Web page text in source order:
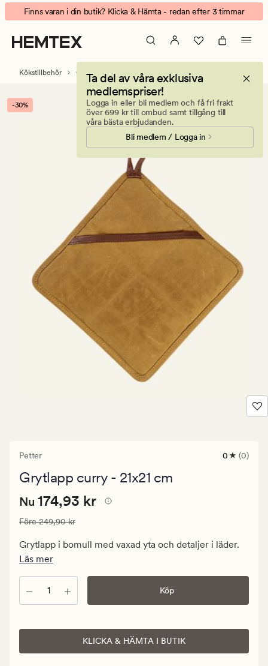
Petter
grytlapp
curry
Animerad
banner.
Klicka
på
att
pausa.
Finns varan i din butik? Klicka & Hämta - redan efter 3 timmar
Ta del av våra exklusiva
medlemspriser!
Logga in eller bli medlem och få fri frakt
över 699 kr till ombud samt tillgång till
våra bästa erbjudanden.
Bli medlem / Logga in
Kökstillbehör Grytlappar & grytvantar
-30%
Petter
0
0 (0)
Grytlapp curry - 21x21 cm
Nuvarande
174,93
kr.
Ordinarie
Nuvarande pris
Nu 174,93 kr
Ordinarie pris 249,90 kr
Före249,90 kr
Grytlapp i bomull med vaxad yta och detaljer i läder.
Läs mer
Antal Köp
KLICKA & HÄMTA I BUTIK